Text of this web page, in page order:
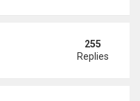
CNS VŨ LINH
255
Replies